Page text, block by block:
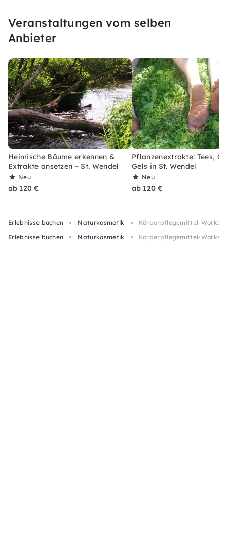
Veranstaltungen vom selben
Anbieter
Heimische Bäume erkennen &
Extrakte ansetzen – St. Wendel
Neu
ab 120 €
Pflanzenextrakte: Tees,
Gels in St. Wendel
Neu
ab 120 €
Erlebnisse buchen Naturkosmetik
Körperpflegemittel-
Erlebnisse buchen
Naturkosmetik Körperpflegemittel-